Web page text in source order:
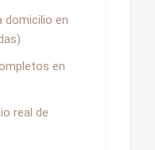
domicilio en
en
real de